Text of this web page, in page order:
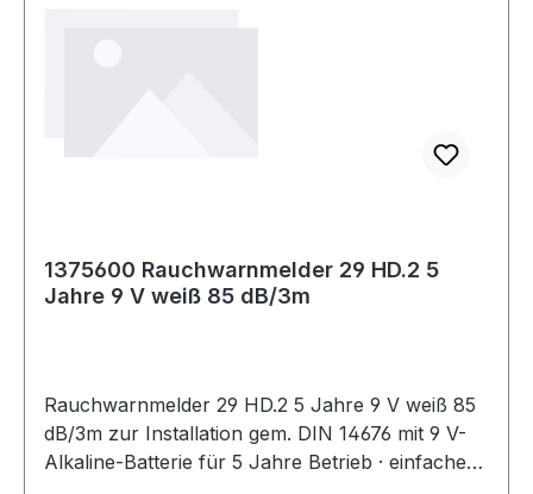
1375600 Rauchwarnmelder 29 HD.2 5
Jahre 9 V weiß 85 dB/3m
Rauchwarnmelder 29 HD.2 5 Jahre 9 V weiß 85
dB/3m zur Installation gem. DIN 14676 mit 9 V-
Alkaline-Batterie für 5 Jahre Betrieb · einfache